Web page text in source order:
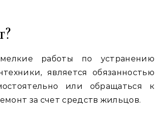
работы по устранению
является обязанностью
или обращаться к
за счет средств жильцов.